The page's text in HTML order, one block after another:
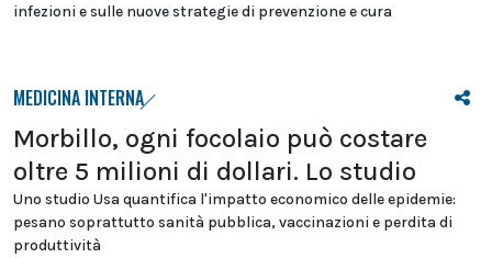
infezioni e sulle nuove strategie di prevenzione e cura
MEDICINA INTERNA
Morbillo, ogni focolaio può costare
oltre 5 milioni di dollari. Lo studio
Uno studio Usa quantifica l'impatto economico delle epidemie:
pesano soprattutto sanità pubblica, vaccinazioni e perdita di
produttività